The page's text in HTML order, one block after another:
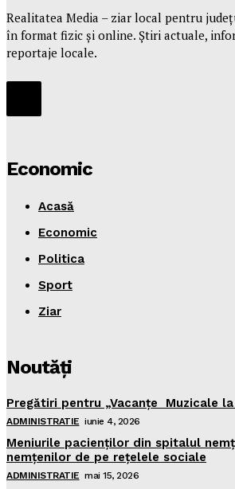
Realitatea Media – ziar local pentru
în format fizic și online. Știri actuale,
reportaje locale.
Economic
Acasă
Economic
Politica
Sport
Ziar
Noutăţi
Pregătiri pentru „Vacanţe Muzicale
ADMINISTRATIE iunie 4, 2026
Meniurile pacienţilor din spitalul
nemţenilor de pe reţelele sociale
ADMINISTRATIE mai 15, 2026